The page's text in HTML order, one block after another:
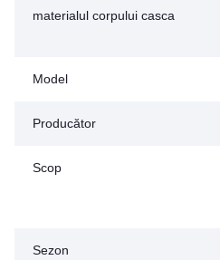
materialul corpului casca
Model
Producător
Scop
Sezon